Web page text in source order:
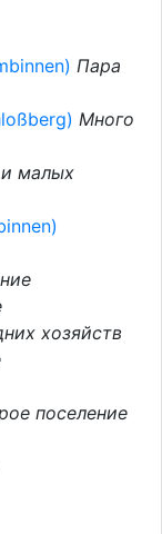
Пара
Много
малых
хозяйств
поселение